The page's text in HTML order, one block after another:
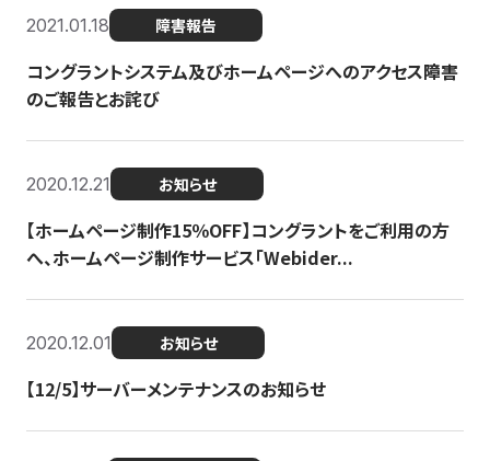
2021.01.18 障害報告
コングラントシステム及びホームページへのアクセス障害
のご報告とお詫び
2020.12.21 お知らせ
【ホームページ制作15％OFF】コングラントをご利用の方
へ、ホームページ制作サービス「Webider...
2020.12.01 お知らせ
【12/5】サーバーメンテナンスのお知らせ